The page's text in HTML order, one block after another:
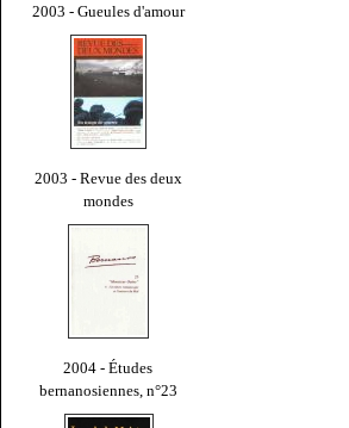
2003 - Gueules d'amour
2003 - Revue des deux
mondes
2004 - Études
bernanosiennes, n°23